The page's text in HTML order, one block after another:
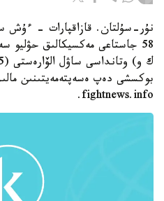
نۇر-سۇلتان. قازاقپارات - ءۇش
بوكسشى دەپ ەسەپتەمەيتىنىن
fightnews.info.